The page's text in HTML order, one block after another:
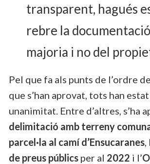
transparent, hagués
rebre la
majoria i no del
Pel que fa als punts de l’ordre
que s’han aprovat, tots han
unanimitat. Entre d’altres, s’ha
delimitació amb terreny
parcel·la al camí d’Ensucaranes,
de preus públics per al 2022 i l’